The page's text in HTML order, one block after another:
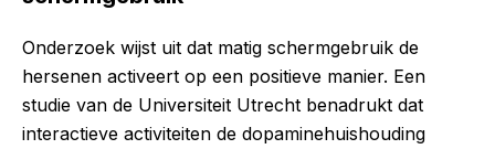
Onderzoek wijst uit dat matig schermgebruik de
hersenen activeert op een positieve manier. Een
studie van de Universiteit Utrecht benadrukt dat
interactieve activiteiten de dopaminehuishouding